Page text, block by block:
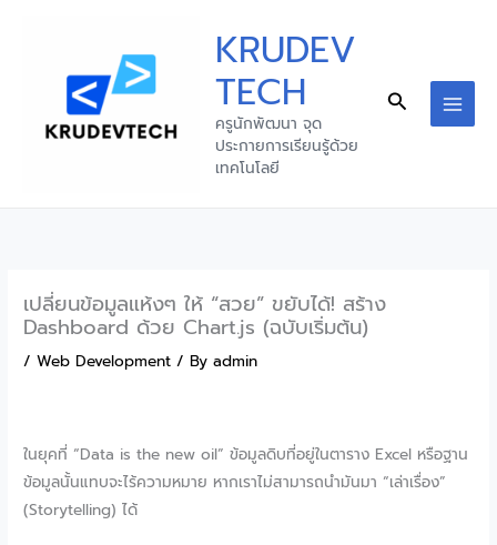
KRUDEV
TECH
ครูนักพัฒนา จุด
ประกายการเรียนรู้ด้วย
เทคโนโลยี
Search
เปลี่ยนข้อมูลแห้งๆ ให้ “สวย” ขยับได้! สร้าง
Dashboard ด้วย Chart.js (ฉบับเริ่มต้น)
/Web Development / Byadmin
ในยุคที่ “Data is the new oil” ข้อมูลดิบที่อยู่ในตาราง Excel หรือฐาน
ข้อมูลนั้นแทบจะไร้ความหมาย หากเราไม่สามารถนำมันมา “เล่าเรื่อง”
(Storytelling) ได้